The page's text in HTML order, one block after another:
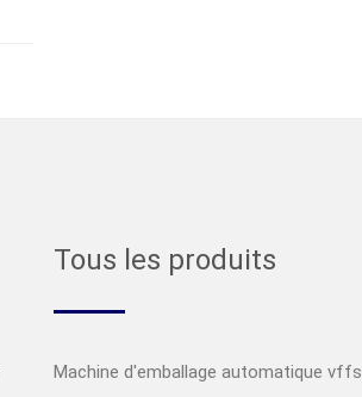
Tous les produits
Machine d'emballage automatique vffs